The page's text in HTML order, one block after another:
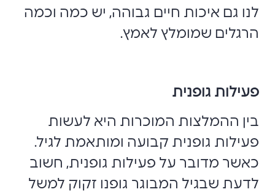
לנו גם איכות חיים גבוהה, יש כמה וכמה
הרגלים שמומלץ לאמץ.
פעילות גופנית
בין ההמלצות המוכרות היא לעשות
פעילות גופנית קבועה ומותאמת לגיל.
כאשר מדובר על פעילות גופנית, חשוב
לדעת שבגיל המבוגר גופנו זקוק למשל